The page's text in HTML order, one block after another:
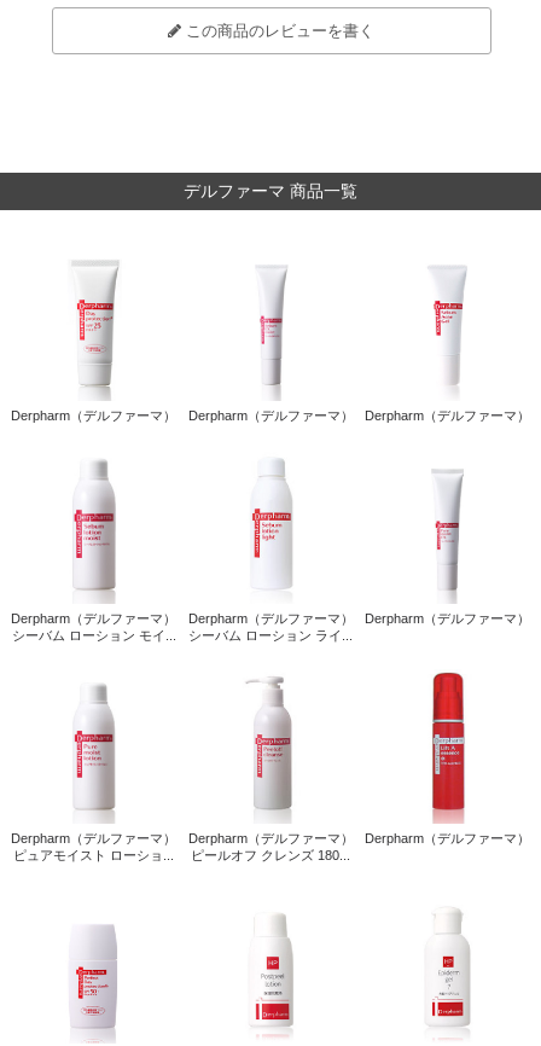
この商品のレビューを書く
デルファーマ 商品一覧
Derpharm（デルファーマ） Derpharm（デルファーマ） Derpharm（デルファーマ）
Derpharm（デルファーマ）
シーバム ローション モイ...
Derpharm（デルファーマ）
シーバム ローション ライ...
Derpharm（デルファーマ）
Derpharm（デルファーマ）
ピュアモイスト ローショ...
Derpharm（デルファーマ）
ピールオフ クレンズ 180...
Derpharm（デルファーマ）